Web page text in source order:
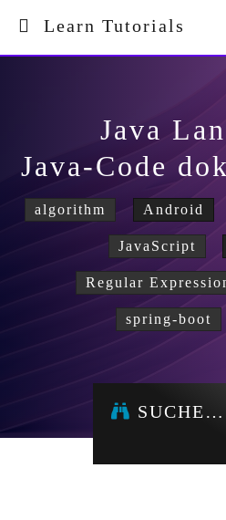
Learn Tutorials
Java
Java-Code
algorithm Android
JavaScript
Regular
spring-boot
SUCHE…